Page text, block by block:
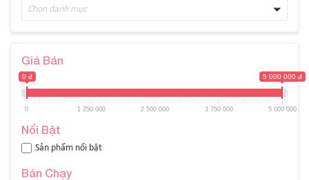
Chọn danh mục
Giá Bán
0 đ 5 000 000 đ
0 1 250 000 2 500 000 3 750 000 5 000 000
Nổi Bật
Sản phẩm nổi bật
Bán Chạy